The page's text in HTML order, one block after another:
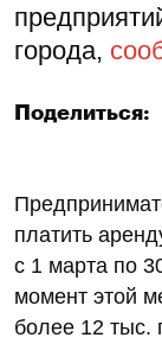
города,
Поделиться:
платить
с 1 марта по
момент этой
более 12 тыс.